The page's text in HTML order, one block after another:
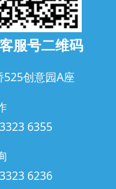
服号二维码
创意园A座
6355
6236